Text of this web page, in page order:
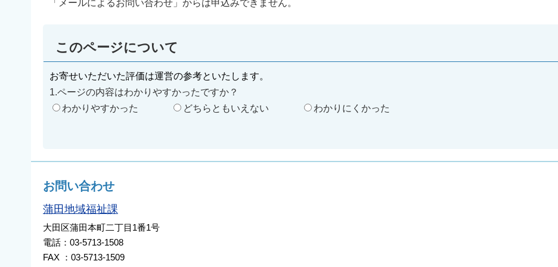
「メールによるお問い合わせ」からは申込みできません。
このページについて
お寄せいただいた評価は運営の参考といたします。
1.ページの内容はわかりやすかったですか？
わかりやすかった
どちらともいえない わかりにくかった
お問い合わせ
蒲田地域福祉課
大田区蒲田本町二丁目1番1号
電話：03-5713-1508
FAX ：03-5713-1509